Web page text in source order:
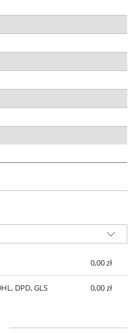
0,00 zł
DPD, GLS 0,00 zł